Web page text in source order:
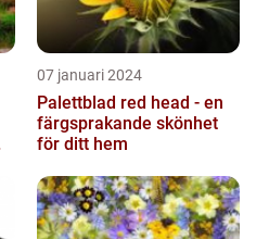
07 januari 2024
Palettblad red head - en
färgsprakande skönhet
för ditt hem